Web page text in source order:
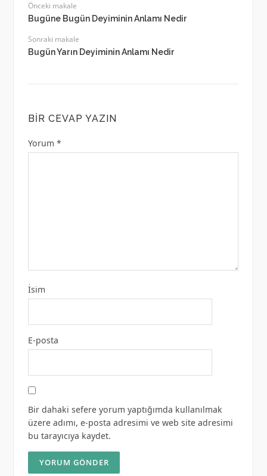
Önceki makale
Bugüne Bugün Deyiminin Anlamı Nedir
Sonraki makale
Bugün Yarın Deyiminin Anlamı Nedir
BIR CEVAP YAZIN
Yorum *
İsim
E-posta
Bir dahaki sefere yorum yaptığımda kullanılmak
üzere adımı, e-posta adresimi ve web site adresimi
bu tarayıcıya kaydet.